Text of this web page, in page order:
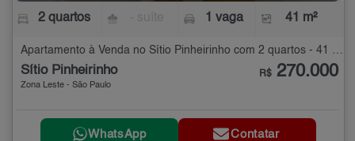
2 quartos 1 vaga 41 m²
Sítio Pinheirinho
Zona Leste - São Paulo
R$ 270.000
WhatsApp Contatar